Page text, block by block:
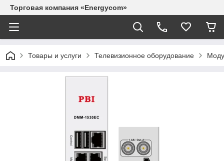
Торговая компания «Energycom»
Товары и услуги Телевизионное оборудование